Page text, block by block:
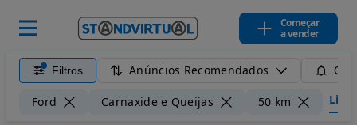
Começar
a vender
Filtros Anúncios Recomendados
Ford Carnaxide e Queijas 50 km